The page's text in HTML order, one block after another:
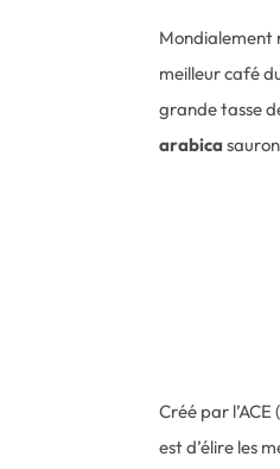
Mondialement
meilleur café
grande tasse
arabica
Créé par l’ACE (
est d’élire les